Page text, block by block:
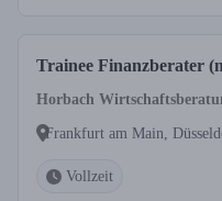
Trainee Finanzberater
Horbach
Frankfurt am Main,
Vollzeit